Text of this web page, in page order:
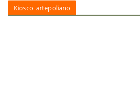
Kiosco artepoliano